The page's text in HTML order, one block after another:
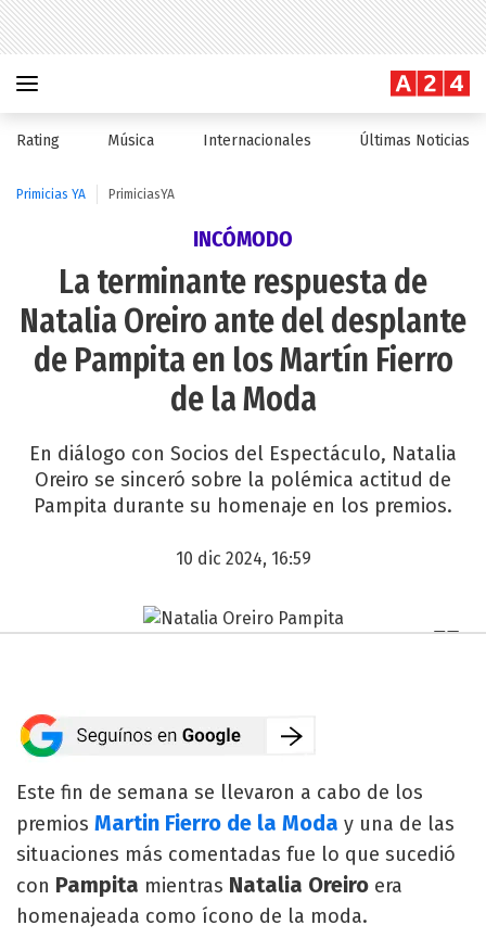
Rating Música Internacionales Últimas Noticias
Primicias YA PrimiciasYA
INCÓMODO
La terminante respuesta de
Natalia Oreiro ante del desplante
de Pampita en los Martín Fierro
de la Moda
En diálogo con Socios del Espectáculo, Natalia
Oreiro se sinceró sobre la polémica actitud de
Pampita durante su homenaje en los premios.
10 dic 2024, 16:59
Este fin de semana se llevaron a cabo de los
premios Martin Fierro de la Moda y una de las
situaciones más comentadas fue lo que sucedió
con Pampita mientras Natalia Oreiro era
homenajeada como ícono de la moda.